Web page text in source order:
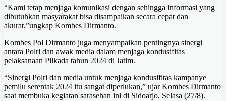
“Kami tetap menjaga komunikasi dengan sehingga informasi yang
dibutuhkan masyarakat bisa disampaikan secara cepat dan
akurat,”ungkap Kombes Dirmanto.
Kombes Pol Dirmanto juga menyampaikan pentingnya sinergi
antara Polri dan awak media dalam menjaga kondusifitas
pelaksanaan Pilkada tahun 2024 di Jatim.
“Sinergi Polri dan media untuk menjaga kondusifitas kampanye
pemilu serentak 2024 itu sangat diperlukan,” ujar Kombes Dirmanto
saat membuka kegiatan sarasehan ini di Sidoarjo, Selasa (27/8).